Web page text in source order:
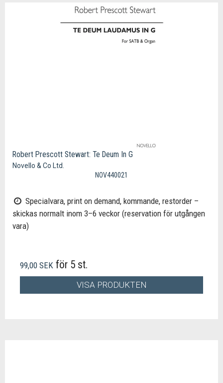
Robert Prescott Stewart: Te Deum In G
Novello & Co Ltd.
NOV440021
Specialvara, print on demand, kommande, restorder –
skickas normalt inom 3–6 veckor (reservation för utgången
vara)
99,00 SEK för 5 st.
VISA PRODUKTEN